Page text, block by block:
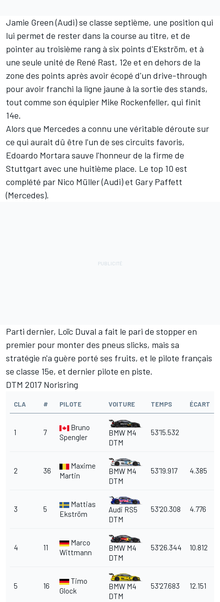
Jamie Green (Audi) se classe septième, une position qui
lui permet de rester dans la course au titre, et de
pointer au troisième rang à six points d'Ekström, et à
une seule unité de René Rast, 12e et en dehors de la
zone des points après avoir écopé d'un drive-through
pour avoir franchi la ligne jaune à la sortie des stands,
tout comme son équipier Mike Rockenfeller, qui finit
14e.
Alors que Mercedes a connu une véritable déroute sur
ce qui aurait dû être l'un de ses circuits favoris,
Edoardo Mortara sauve l'honneur de la firme de
Stuttgart avec une huitième place. Le top 10 est
complété par Nico Müller (Audi) et Gary Paffett
(Mercedes).
Parti dernier, Loïc Duval a fait le pari de stopper en
premier pour monter des pneus slicks, mais sa
stratégie n'a guère porté ses fruits, et le pilote français
se classe 15e, et dernier pilote en piste.
DTM 2017 Norisring
CLA # PILOTE VOITURE TEMPS ÉCART
1 7
Bruno
Spengler
BMW M4
DTM
53'15.532
2 36
Maxime
Martin
BMW M4
DTM
53'19.917 4.385
3 5
Mattias
Ekström
Audi RS5
DTM
53'20.308 4.776
4 11
Marco
Wittmann
BMW M4
DTM
53'26.344 10.812
5 16
Timo
Glock
BMW M4
DTM
53'27.683 12.151